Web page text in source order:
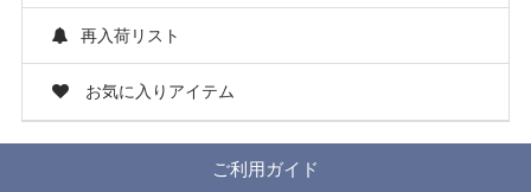
再入荷リスト
お気に入りアイテム
ご利用ガイド